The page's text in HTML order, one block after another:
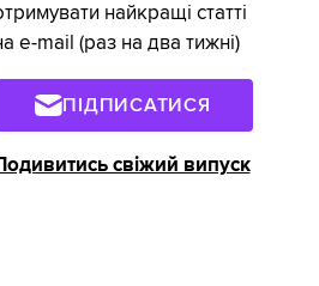
найкращі статті
e-mail (раз на два тижні)
ПІДПИСАТИСЯ
свіжий випуск